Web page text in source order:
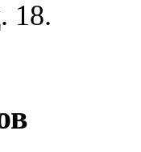
18.